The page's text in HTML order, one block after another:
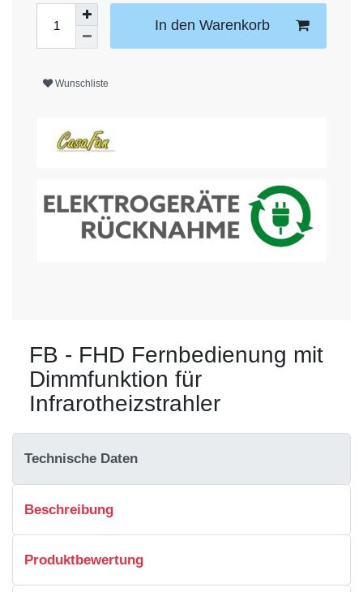
In den Warenkorb
Wunschliste
FB - FHD Fernbedienung mit
Dimmfunktion für
Infrarotheizstrahler
Technische Daten
Beschreibung
Produktbewertung